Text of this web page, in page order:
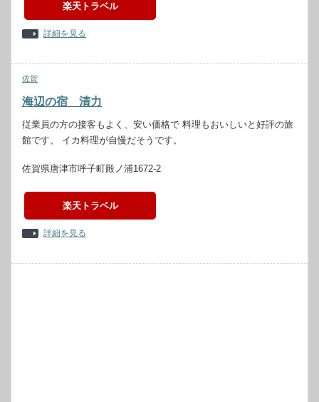
楽天トラベル
詳細を見る
佐賀
海辺の宿 清力
従業員の方の接客もよく、安い価格で 料理もおいしいと好評の旅
館です。 イカ料理が自慢だそうです。
佐賀県唐津市呼子町殿ノ浦1672-2
楽天トラベル
詳細を見る